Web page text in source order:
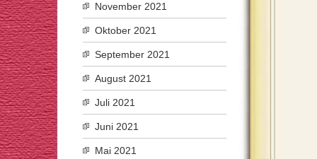
November 2021
Oktober 2021
September 2021
August 2021
Juli 2021
Juni 2021
Mai 2021